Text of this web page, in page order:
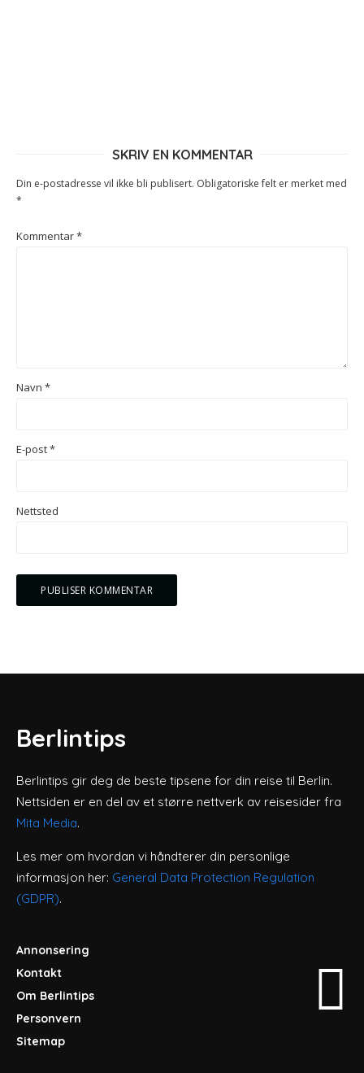
SKRIV EN KOMMENTAR
Din e-postadresse vil ikke bli publisert. Obligatoriske felt er merket med
*
Kommentar*
Navn *
E-post*
Nettsted
Berlintips
Berlintips gir deg de beste tipsene for din reise til Berlin.
Nettsiden er en del av et større nettverk av reisesider fra
Mita Media.
Les mer om hvordan vi håndterer din personlige
informasjon her: General Data Protection Regulation
(GDPR).
Annonsering
Kontakt
Om Berlintips
Personvern
Sitemap